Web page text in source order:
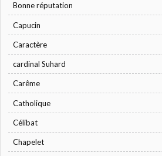
Bonne réputation
Capucin
Caractère
cardinal Suhard
Carême
Catholique
Célibat
Chapelet